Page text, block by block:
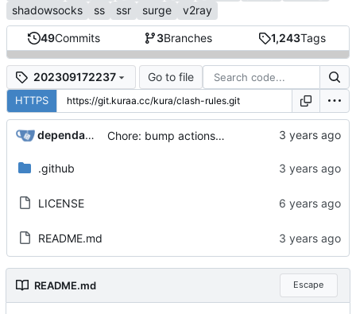
shadowsocks
ss ssr surge v2ray
49Commits 3Branches 1,243Tags
202309172237 Go to file
HTTPS
dependabot[bot] Chore: bump actions/checkout from 3 to 4 (
.github
LICENSE
README.md
README.md Escape